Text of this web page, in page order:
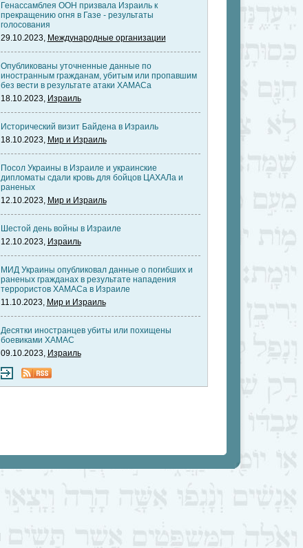
Генассамблея ООН призвала Израиль к
прекращению огня в Газе - результаты
голосования
29.10.2023, Международные организации
Опубликованы уточненные данные по
иностранным гражданам, убитым или пропавшим
без вести в результате атаки ХАМАСа
18.10.2023, Израиль
Исторический визит Байдена в Израиль
18.10.2023, Мир и Израиль
Посол Украины в Израиле и украинские
дипломаты сдали кровь для бойцов ЦАХАЛа и
раненых
12.10.2023, Мир и Израиль
Шестой день войны в Израиле
12.10.2023, Израиль
МИД Украины опубликовал данные о погибших и
раненых гражданах в результате нападения
террористов ХАМАСа в Израиле
11.10.2023, Мир и Израиль
Десятки иностранцев убиты или похищены
боевиками ХАМАС
09.10.2023, Израиль